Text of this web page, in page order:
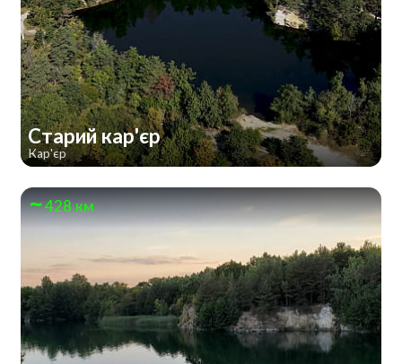
Старий кар'єр
Кар'єр
428 км